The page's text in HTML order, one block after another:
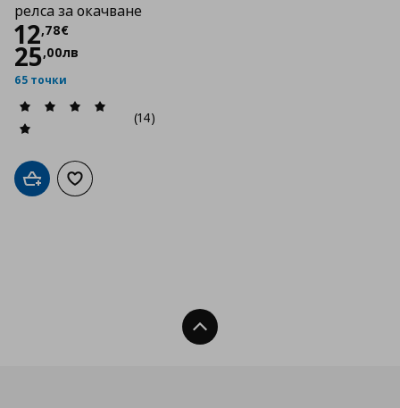
релса за окачване
12,78€
Цена
25,00лв
65 точки
(14)
Добави в кошницата
Добави към списъка с любими
Нагоре